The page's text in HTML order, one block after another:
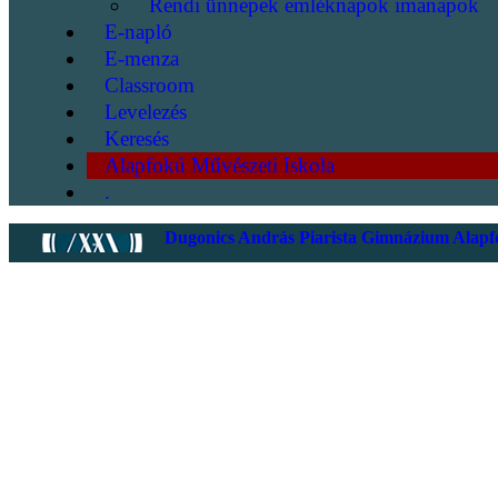
Rendi ünnepek emléknapok imanapok
E-napló
E-menza
Classroom
Levelezés
Keresés
Alapfokú Művészeti Iskola
.
Dugonics András Piarista Gimnázium